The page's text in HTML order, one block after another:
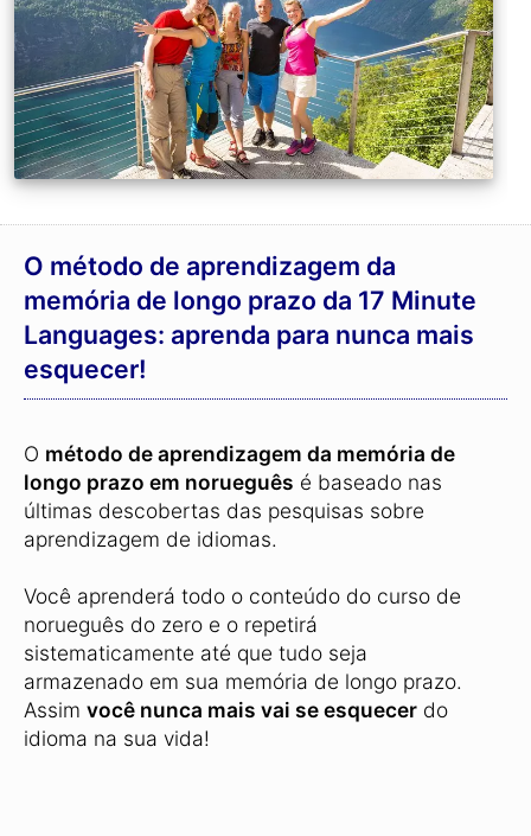
O método de aprendizagem da
memória de longo prazo da 17 Minute
Languages: aprenda para nunca mais
esquecer!
O método de aprendizagem da memória de
longo prazo em norueguês é baseado nas
últimas descobertas das pesquisas sobre
aprendizagem de idiomas.
Você aprenderá todo o conteúdo do curso de
norueguês do zero e o repetirá
sistematicamente até que tudo seja
armazenado em sua memória de longo prazo.
Assim você nunca mais vai se esquecer do
idioma na sua vida!